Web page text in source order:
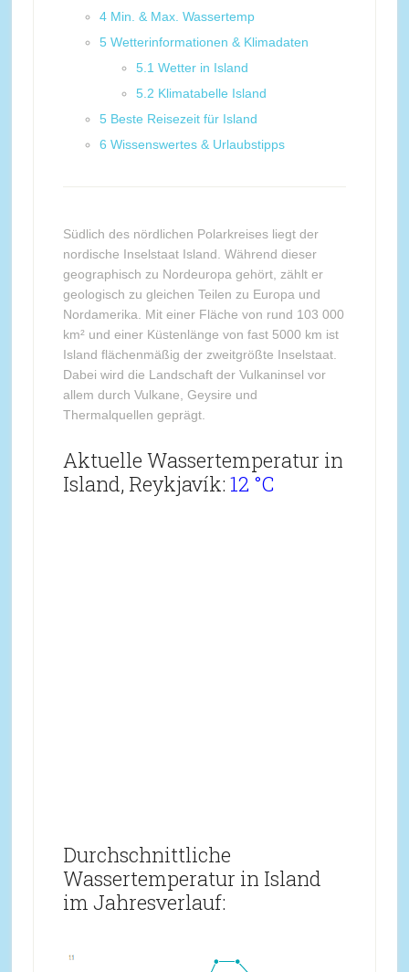
4 Min. & Max. Wassertemp
5 Wetterinformationen & Klimadaten
5.1 Wetter in Island
5.2 Klimatabelle Island
5 Beste Reisezeit für Island
6 Wissenswertes & Urlaubstipps
Südlich des nördlichen Polarkreises liegt der
nordische Inselstaat Island. Während dieser
geographisch zu Nordeuropa gehört, zählt er
geologisch zu gleichen Teilen zu Europa und
Nordamerika. Mit einer Fläche von rund 103 000
km² und einer Küstenlänge von fast 5000 km ist
Island flächenmäßig der zweitgrößte Inselstaat.
Dabei wird die Landschaft der Vulkaninsel vor
allem durch Vulkane, Geysire und
Thermalquellen geprägt.
Aktuelle Wassertemperatur in
Island, Reykjavík: 12 °C
Durchschnittliche
Wassertemperatur in Island
im Jahresverlauf: